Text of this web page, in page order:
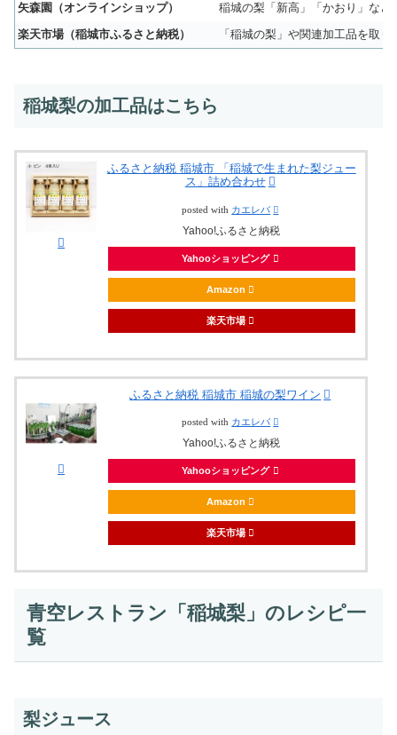
矢森園（オンラインショップ）
稲城の梨「新高」「かおり」な
楽天市場（稲城市ふるさと納税）
「稲城の梨」や関連加工品を取
稲城梨の加工品はこちら
ふるさと納税 稲城市 「稲城で生まれた梨ジュー
ス」詰め合わせ
posted with カエレバ
Yahoo!ふるさと納税
Yahooショッピング
Amazon
楽天市場
ふるさと納税 稲城市 稲城の梨ワイン
posted with カエレバ
Yahoo!ふるさと納税
Yahooショッピング
Amazon
楽天市場
青空レストラン「稲城梨」のレシピ一
覧
梨ジュース